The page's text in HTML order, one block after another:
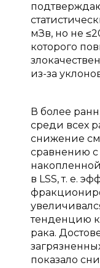
мЗв, но не
которого
из-за
В более
среди всех
снижение
сравнению с
в LSS, т. е.
тенденцию к
рака.
показало